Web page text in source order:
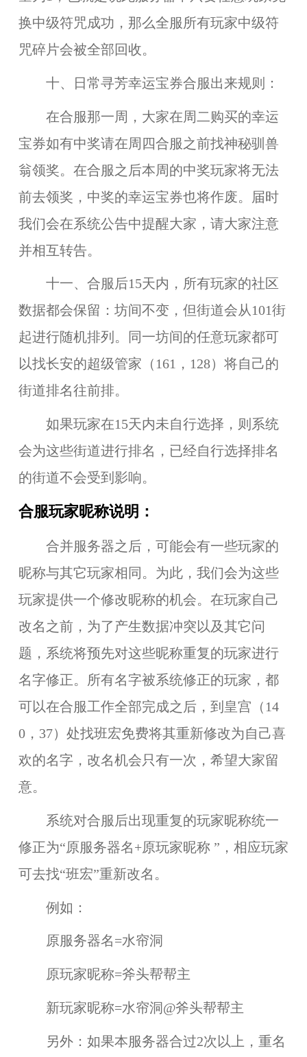
换中级符咒成功，那么全服所有玩家中级符
咒碎片会被全部回收。
十、日常寻芳幸运宝券合服出来规则：
在合服那一周，大家在周二购买的幸运
宝券如有中奖请在周四合服之前找神秘驯兽
翁领奖。在合服之后本周的中奖玩家将无法
前去领奖，中奖的幸运宝券也将作废。届时
我们会在系统公告中提醒大家，请大家注意
并相互转告。
十一、合服后15天内，所有玩家的社区
数据都会保留：坊间不变，但街道会从101街
起进行随机排列。同一坊间的任意玩家都可
以找长安的超级管家（161，128）将自己的
街道排名往前排。
如果玩家在15天内未自行选择，则系统
会为这些街道进行排名，已经自行选择排名
的街道不会受到影响。
合服玩家昵称说明：
合并服务器之后，可能会有一些玩家的
昵称与其它玩家相同。为此，我们会为这些
玩家提供一个修改昵称的机会。在玩家自己
改名之前，为了产生数据冲突以及其它问
题，系统将预先对这些昵称重复的玩家进行
名字修正。所有名字被系统修正的玩家，都
可以在合服工作全部完成之后，到皇宫（14
0，37）处找班宏免费将其重新修改为自己喜
欢的名字，改名机会只有一次，希望大家留
意。
系统对合服后出现重复的玩家昵称统一
修正为“原服务器名+原玩家昵称 ”，相应玩家
可去找“班宏”重新改名。
例如：
原服务器名=水帘洞
原玩家昵称=斧头帮帮主
新玩家昵称=水帘洞@斧头帮帮主
另外：如果本服务器合过2次以上，重名